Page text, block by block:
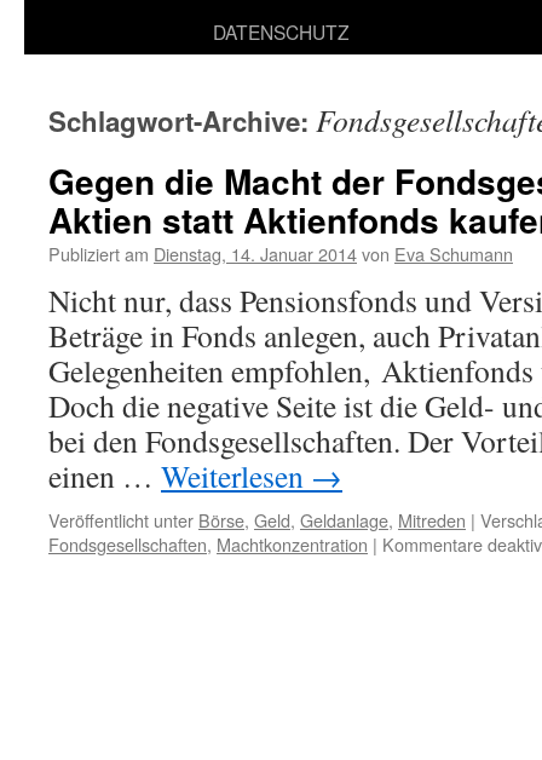
DATENSCHUTZ
Schlagwort-Archive:
Gegen die Macht der
Aktien statt Aktienfonds
Publiziert am Dienstag, 14. Januar 2014von Eva Schumann
Nicht nur, dass Pensionsfonds und
Beträge in Fonds anlegen, auch
Gelegenheiten empfohlen,
Doch die negative Seite ist die Geld-
bei den Fondsgesellschaften. Der
einen … Weiterlesen →
Veröffentlicht unter Börse, Geld, Geldanlage, Mitreden |
Fondsgesellschaften, Machtkonzentration | Kommentare